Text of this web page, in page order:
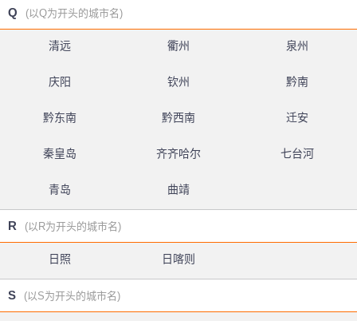
Q (以Q为开头的城市名)
清远 衢州 泉州
庆阳 钦州 黔南
黔东南 黔西南 迁安
秦皇岛 齐齐哈尔 七台河
青岛 曲靖
R (以R为开头的城市名)
日照 日喀则
S (以S为开头的城市名)